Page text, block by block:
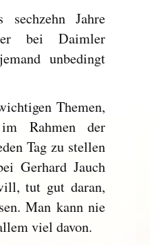
Jahre
bei Daimler
unbedingt
Themen,
Rahmen der
Tag zu stellen
Gerhard Jauch
tut gut daran,
Man kann nie
viel davon.